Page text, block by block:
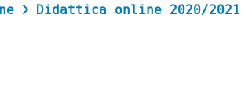
Didattica online 2020/2021